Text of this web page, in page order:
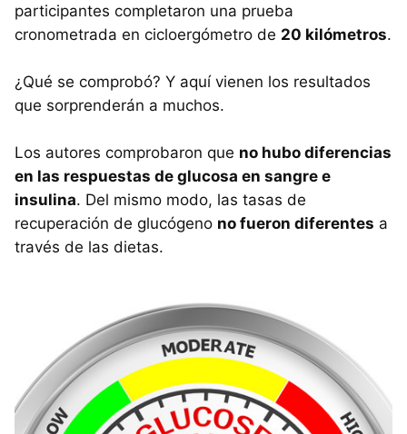
participantes completaron una prueba
cronometrada en cicloergómetro de 20 kilómetros.
¿Qué se comprobó? Y aquí vienen los resultados
que sorprenderán a muchos.
Los autores comprobaron que no hubo diferencias
en las respuestas de glucosa en sangre e
insulina. Del mismo modo, las tasas de
recuperación de glucógeno no fueron diferentes a
través de las dietas.